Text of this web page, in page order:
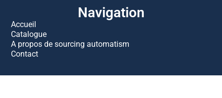
Navigation
Accueil
Catalogue
A propos de sourcing automatism
Contact